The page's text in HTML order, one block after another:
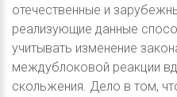
отечественные и
реализующие данные
учитывать изменение
междублоковой реакции
скольжения. Дело в том,